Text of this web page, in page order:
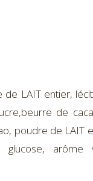
LAIT entier,
de
poudre de LAIT
glucose, arôme